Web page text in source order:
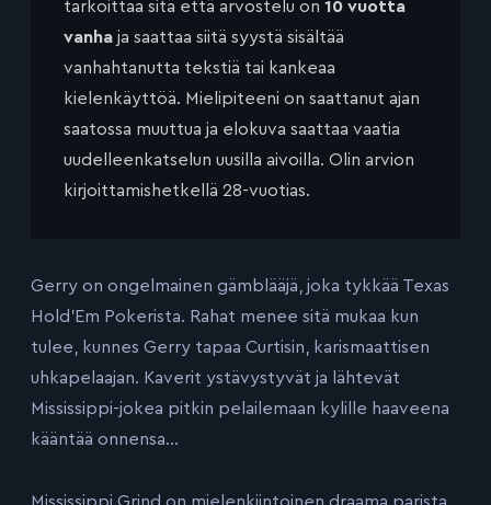
tarkoittaa sitä että arvostelu on 10 vuotta
vanha ja saattaa siitä syystä sisältää
vanhahtanutta tekstiä tai kankeaa
kielenkäyttöä. Mielipiteeni on saattanut ajan
saatossa muuttua ja elokuva saattaa vaatia
uudelleenkatselun uusilla aivoilla. Olin arvion
kirjoittamishetkellä 28-vuotias.
Gerry on ongelmainen gämblääjä, joka tykkää Texas
Hold’Em Pokerista. Rahat menee sitä mukaa kun
tulee, kunnes Gerry tapaa Curtisin, karismaattisen
uhkapelaajan. Kaverit ystävystyvät ja lähtevät
Mississippi-jokea pitkin pelailemaan kylille haaveena
kääntää onnensa…